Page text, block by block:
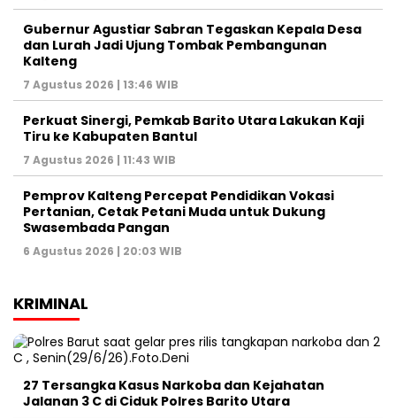
Gubernur Agustiar Sabran Tegaskan Kepala Desa
dan Lurah Jadi Ujung Tombak Pembangunan
Kalteng
7 Agustus 2026 | 13:46 WIB
Perkuat Sinergi, Pemkab Barito Utara Lakukan Kaji
Tiru ke Kabupaten Bantul
7 Agustus 2026 | 11:43 WIB
Pemprov Kalteng Percepat Pendidikan Vokasi
Pertanian, Cetak Petani Muda untuk Dukung
Swasembada Pangan
6 Agustus 2026 | 20:03 WIB
KRIMINAL
27 Tersangka Kasus Narkoba dan Kejahatan
Jalanan 3 C di Ciduk Polres Barito Utara